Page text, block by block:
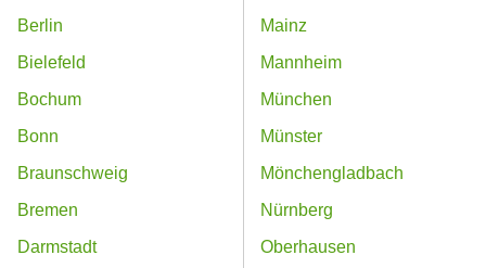
Berlin
Bielefeld
Bochum
Bonn
Braunschweig
Bremen
Darmstadt
Mainz
Mannheim
München
Münster
Mönchengladbach
Nürnberg
Oberhausen